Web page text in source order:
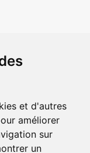
et d'autres
améliorer
sur
un